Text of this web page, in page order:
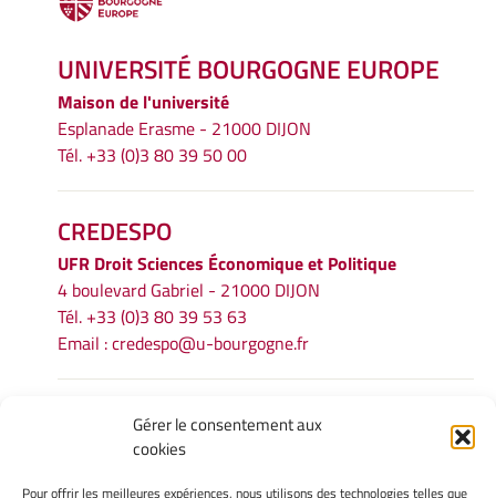
Gérer le consentement aux
cookies
Pour offrir les meilleures expériences, nous utilisons des technologies telles que
UNIVERSITÉ BOURGOGNE EUROPE
Maison de l'université
Esplanade Erasme - 21000 DIJON
Tél. +33 (0)3 80 39 50 00
CREDESPO
UFR Droit Sciences Économique et Politique
4 boulevard Gabriel - 21000 DIJON
Tél. +33 (0)3 80 39 53 63
Email :credespo@u-bourgogne.fr
INFORMATIONS LÉGALES
Mentions légales